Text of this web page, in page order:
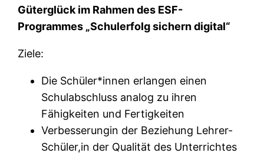
Güterglück im Rahmen des ESF-
Programmes „Schulerfolg sichern digital“
Ziele:
Die Schüler*innen erlangen einen
Schulabschluss analog zu ihren
Fähigkeiten und Fertigkeiten
Verbesserungin der Beziehung Lehrer-
Schüler,in der Qualität des Unterrichtes